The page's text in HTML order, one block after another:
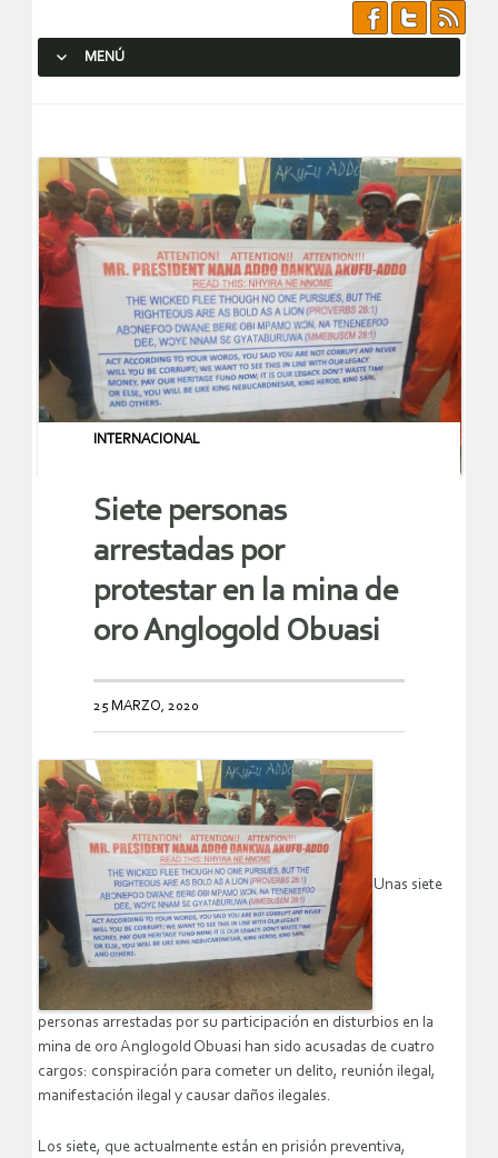
MENÚ
INTERNACIONAL
Siete personas
arrestadas por
protestar en la mina de
oro Anglogold Obuasi
25 MARZO, 2020
Unas siete
personas arrestadas por su participación en disturbios en la
mina de oro Anglogold Obuasi han sido acusadas de cuatro
cargos: conspiración para cometer un delito, reunión ilegal,
manifestación ilegal y causar daños ilegales.
Los siete, que actualmente están en prisión preventiva,